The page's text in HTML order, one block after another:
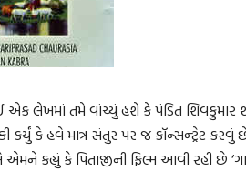
એક લેખમાં તમે વાંચ્યું હશે કે પંડિત
કે હવે માત્ર સંતુર પર જ કૉન્સન્ટ્રેટ કરવું
કહ્યું કે પિતાજીની ફિલ્મ આવી રહી છે